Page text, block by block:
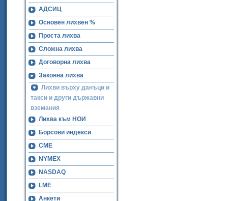
АДСИЦ
Основен лихвен %
Проста лихва
Сложна лихва
Договорна лихва
Законна лихва
Лихви върху данъци и
такси и други държавни
вземания
Лихва към НОИ
Борсови индекси
CME
NYMEX
NASDAQ
LME
Анкети